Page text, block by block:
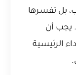
بل تفسرها
يجب أن
الرئيسية